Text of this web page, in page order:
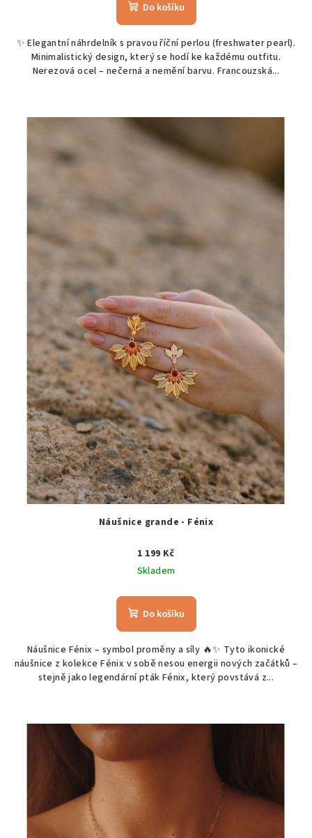
Do košíku
✨ Elegantní náhrdelník s pravou říční perlou (freshwater pearl).
Minimalistický design, který se hodí ke každému outfitu.
Nerezová ocel – nečerná a nemění barvu. Francouzská...
Náušnice grande - Fénix
1 199 Kč
Skladem
Do košíku
Náušnice Fénix – symbol proměny a síly 🔥✨ Tyto ikonické
náušnice z kolekce Fénix v sobě nesou energii nových začátků –
stejně jako legendární pták Fénix, který povstává z...